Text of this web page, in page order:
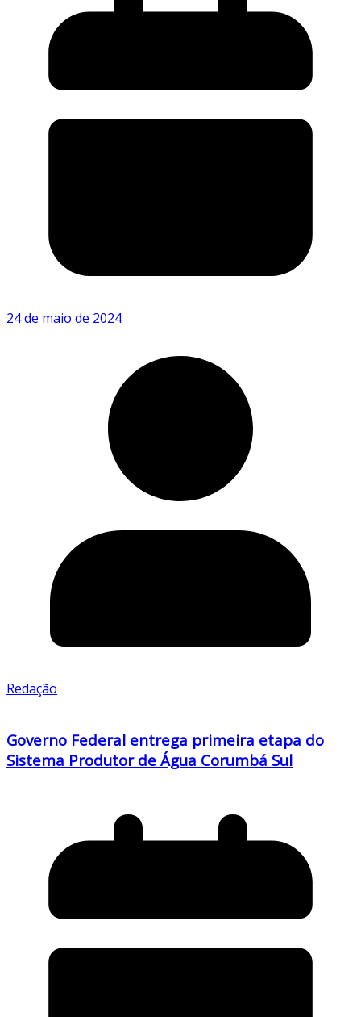
24 de maio de 2024
Redação
Governo Federal entrega primeira etapa do
Sistema Produtor de Água Corumbá Sul